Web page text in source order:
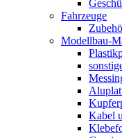
Fahrzeuge
Modellbau-
Kabel